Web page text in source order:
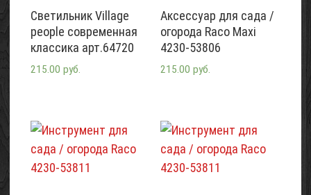
Светильник Village
people современная
классика арт.64720
215.00 руб.
Аксессуар для сада /
огорода Raco Maxi
4230-53806
215.00 руб.